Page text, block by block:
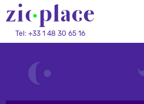
Tel: +33 1 48 30 65 16